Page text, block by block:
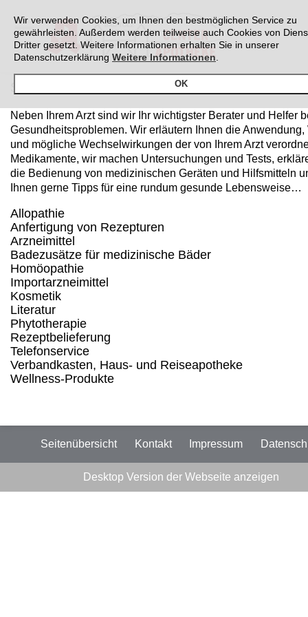
Neben Ihrem Arzt sind wir Ihr wichtigster Berater und Helfer
Gesundheitsproblemen. Wir erläutern Ihnen die Anwendung,
und mögliche Wechselwirkungen der von Ihrem Arzt
Medikamente, wir machen Untersuchungen und Tests,
die Bedienung von medizinischen Geräten und Hilfsmitteln
Ihnen gerne Tipps für eine rundum gesunde Lebensweise…
Allopathie
Anfertigung von Rezepturen
Arzneimittel
Badezusätze für medizinische Bäder
Homöopathie
Importarzneimittel
Kosmetik
Literatur
Phytotherapie
Rezeptbelieferung
Telefonservice
Verbandkasten, Haus- und Reiseapotheke
Wellness-Produkte
Wir verwenden Cookies, um Ihnen den bestmöglichen Service zu
gewährleisten. Außerdem werden teilweise auch Cookies von
Dritter gesetzt. Weitere Informationen erhalten Sie in unserer
Datenschutzerklärung Weitere Informationen
OK
Seitenübersicht Kontakt Impressum
Desktop Version der Webseite anzeigen